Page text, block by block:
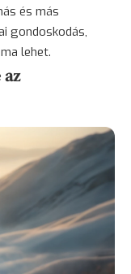
és más
gondoskodás,
lehet.